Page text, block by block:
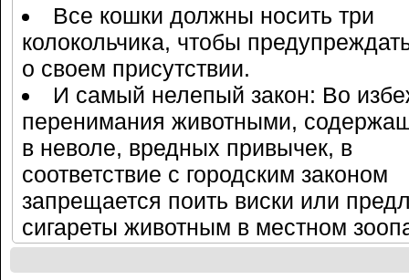
Все кошки должны носить три
колокольчика, чтобы
о своем присутствии.
И самый нелепый закон: Во
перенимания животными,
в неволе, вредных привычек, в
соответствие с городским законом
запрещается поить виски или
сигареты животным в местном